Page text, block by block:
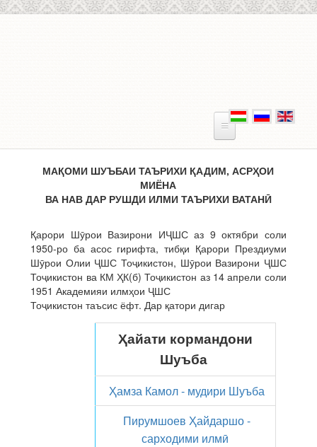
МАҚОМИ ШУЪБАИ ТАЪРИХИ ҚАДИМ, АСРҲОИ
МИЁНА
ВА НАВ ДАР РУШДИ ИЛМИ ТАЪРИХИ ВАТАНӢ
Қарори Шӯрои Вазирони ИҶШС аз 9 октябри соли
1950-ро ба асос гирифта, тибқи Қарори Прездиуми
Шӯрои Олии ҶШС Тоҷикистон, Шӯрои Вазирони ҶШС
Тоҷикистон ва КМ ҲК(б) Тоҷикистон аз 14 апрели соли
1951 Академияи илмҳои ҶШС
Тоҷикистон таъсис ёфт. Дар қатори дигар
Ҳайати кормандони
Шуъба
Ҳамза Камол - мудири Шуъба
Пирумшоев Ҳайдаршо -
сарходими илмӣ